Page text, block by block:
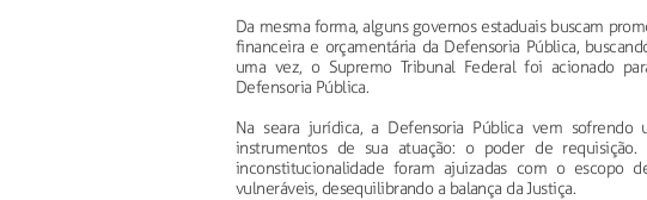
Da mesma forma, alguns governos estaduais buscam
financeira e orçamentária da Defensoria Pública,
uma vez, o Supremo Tribunal Federal foi acionado
Defensoria Pública.
Na seara jurídica, a Defensoria Pública vem
instrumentos de sua atuação: o poder de
inconstitucionalidade foram ajuizadas com o
vulneráveis, desequilibrando a balança da Justiça.